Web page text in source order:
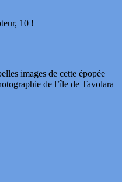
10 !
images de cette épopée
de l’île de Tavolara